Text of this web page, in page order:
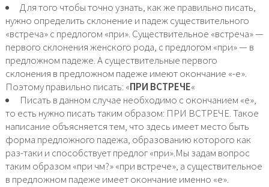
Для того чтобы точно узнать, как же правильно писать,
нужно определить склонение и падеж существительного
«встреча» с предлогом «при». Существительное «встреча» —
первого склонения женского рода, с предлогом «при» — в
предложном падеже. А существительные первого
склонения в предложном падеже имеют окончание «-е».
Поэтому правильно писать: «ПРИ ВСТРЕЧЕ«
Писать в данном случае необходимо с окончанием «е»,
то есть нужно писать таким образом: ПРИ ВСТРЕЧЕ. Такое
написание объясняется тем, что здесь имеет место быть
форма предложного падежа, образованию которого как
раз-таки и способствует предлог «при».Мы задам вопрос
таким образом «при чм?» «при встрече», а существительное
в предложном падеже имеет окончание именно «е».